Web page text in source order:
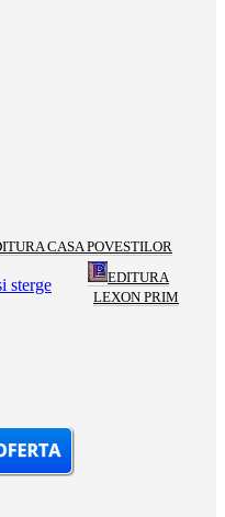
CASA POVESTILOR
sterge
EDITURA
LEXON PRIM